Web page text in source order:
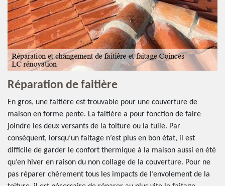
Réparation de faitière
En gros, une faitière est trouvable pour une couverture de
maison en forme pente. La faitière a pour fonction de faire
joindre les deux versants de la toiture ou la tuile. Par
conséquent, lorsqu’un faitage n’est plus en bon état, il est
difficile de garder le confort thermique à la maison aussi en été
qu’en hiver en raison du non collage de la couverture. Pour ne
pas réparer chèrement tous les impacts de l’envolement de la